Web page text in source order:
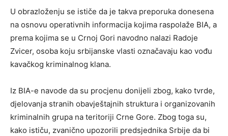
U obrazloženju se ističe da je takva preporuka donesena
na osnovu operativnih informacija kojima raspolaže BIA, a
prema kojima se u Crnoj Gori navodno nalazi Radoje
Zvicer, osoba koju srbijanske vlasti označavaju kao vođu
kavačkog kriminalnog klana.
Iz BIA-e navode da su procjenu donijeli zbog, kako tvrde,
djelovanja stranih obavještajnih struktura i organizovanih
kriminalnih grupa na teritoriji Crne Gore. Zbog toga su,
kako ističu, zvanično upozorili predsjednika Srbije da bi